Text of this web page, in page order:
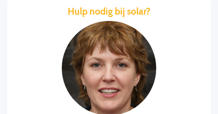
Hulp nodig bij solar?